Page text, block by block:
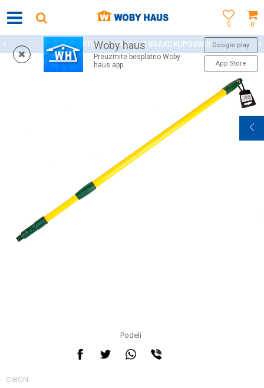
0
0
Woby haus
Preuzmite besplatno Woby
haus app
Google play
App Store
WOBY KARTICA NAGRAĐUJE SVAKU KUPOVINU!
Podeli
CIBON